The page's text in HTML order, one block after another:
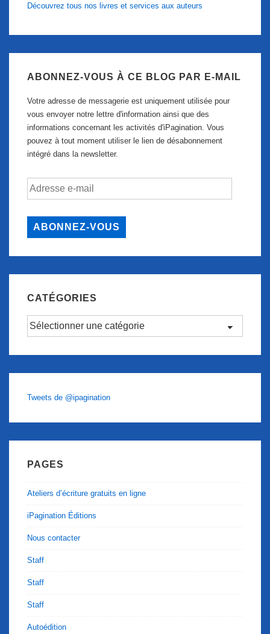
Découvrez tous nos livres et services aux auteurs
ABONNEZ-VOUS À CE BLOG PAR E-MAIL
Votre adresse de messagerie est uniquement utilisée pour
vous envoyer notre lettre d'information ainsi que des
informations concernant les activités d'iPagination. Vous
pouvez à tout moment utiliser le lien de désabonnement
intégré dans la newsletter.
Adresse
ABONNEZ-VOUS
CATÉGORIES
Catégories
Tweets de @ipagination
PAGES
Ateliers d’écriture gratuits en ligne
iPagination Éditions
Nous contacter
Staff
Staff
Staff
Autoédition